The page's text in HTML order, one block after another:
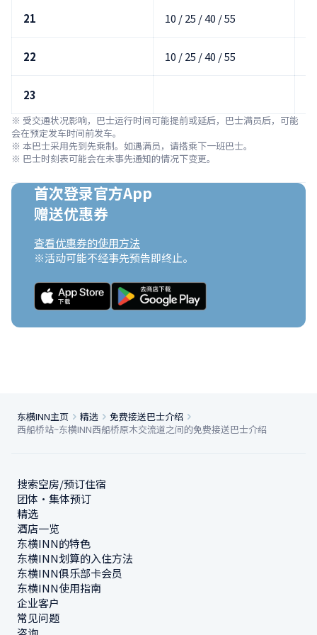
21 10 / 25 / 40 / 55
22 10 / 25 / 40 / 55
23
※ 受交通状况影响，巴士运行时间可能提前或延后，巴士满员后，可能
会在预定发车时间前发车。
※ 本巴士采用先到先乘制。如遇满员，请搭乘下一班巴士。
※ 巴士时刻表可能会在未事先通知的情况下变更。
首次登录官方App
赠送优惠券
查看优惠券的使用方法
※活动可能不经事先预告即终止。
东横INN主页 精选
免费接送巴士介绍
西船桥站~东横INN西船桥原木交流道之间的免费接送巴士介绍
搜索空房/预订住宿
团体・集体预订
精选
酒店一览
东横INN的特色
东横INN划算的入住方法
东横INN俱乐部卡会员
东横INN使用指南
企业客户
常见问题